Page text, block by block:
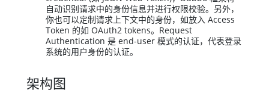
自动识别请求中的身份信息并进行权限校验。另外，
你也可以定制请求上下文中的身份，如放入 Access
Token 的如 OAuth2 tokens。Request
Authentication 是 end-user 模式的认证，代表登录
系统的用户身份的认证。
架构图